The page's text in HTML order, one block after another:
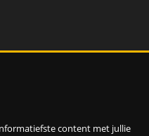
content met jullie